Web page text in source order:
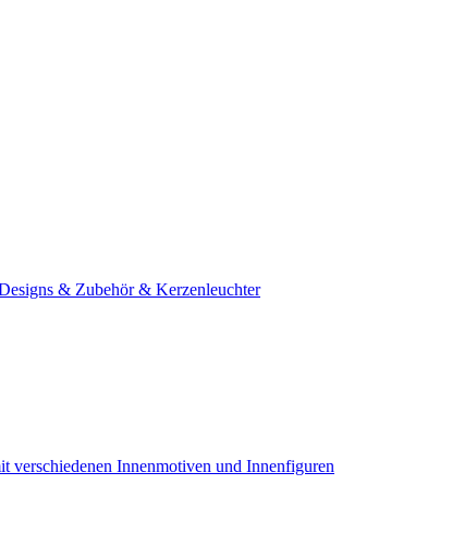
& Zubehör & Kerzenleuchter
verschiedenen Innenmotiven und Innenfiguren